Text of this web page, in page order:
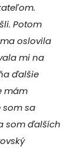
Potom
oslovila
mi na
ďalšie
mám
som sa
som ďalších